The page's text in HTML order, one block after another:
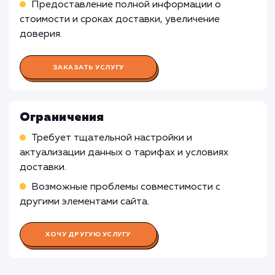
Бизнесы с фиксированной стоимостью
доставки: Если компания предлагает
фиксированную стоимость доставки, не
зависящую от параметров, таких как вес или
удаленность, виджет расчета доставки
Узнать почему
Раскладываем
услугу на пиксели